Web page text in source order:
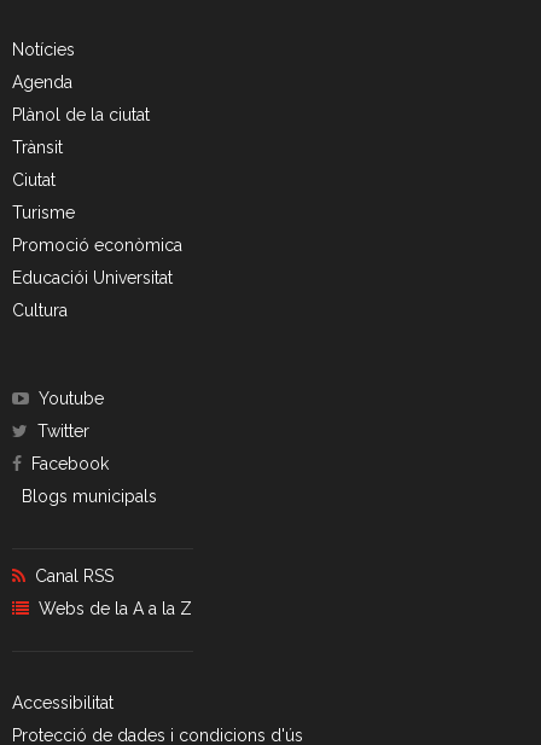
Notícies
Agenda
Plànol de la ciutat
Trànsit
Ciutat
Turisme
Promoció econòmica
Educaciói Universitat
Cultura
Youtube
Twitter
Facebook
Blogs municipals
Canal RSS
Webs de la A a la Z
Accessibilitat
Protecció de dades i condicions d'ús